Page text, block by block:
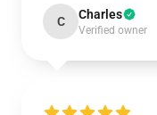
C Charles
Verified owner